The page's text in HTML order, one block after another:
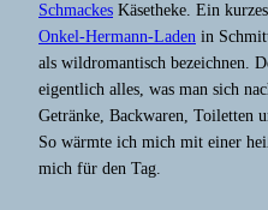
Schmackes Käsetheke. Ein
Onkel-Hermann-Laden in
als wildromantisch bezeichnen.
eigentlich alles, was man sich
Getränke, Backwaren, Toiletten
So wärmte ich mich mit einer
mich für den Tag.